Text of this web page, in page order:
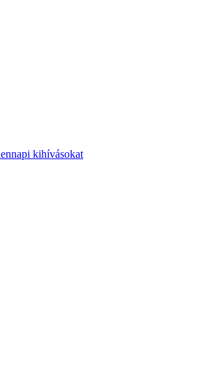
kihívásokat